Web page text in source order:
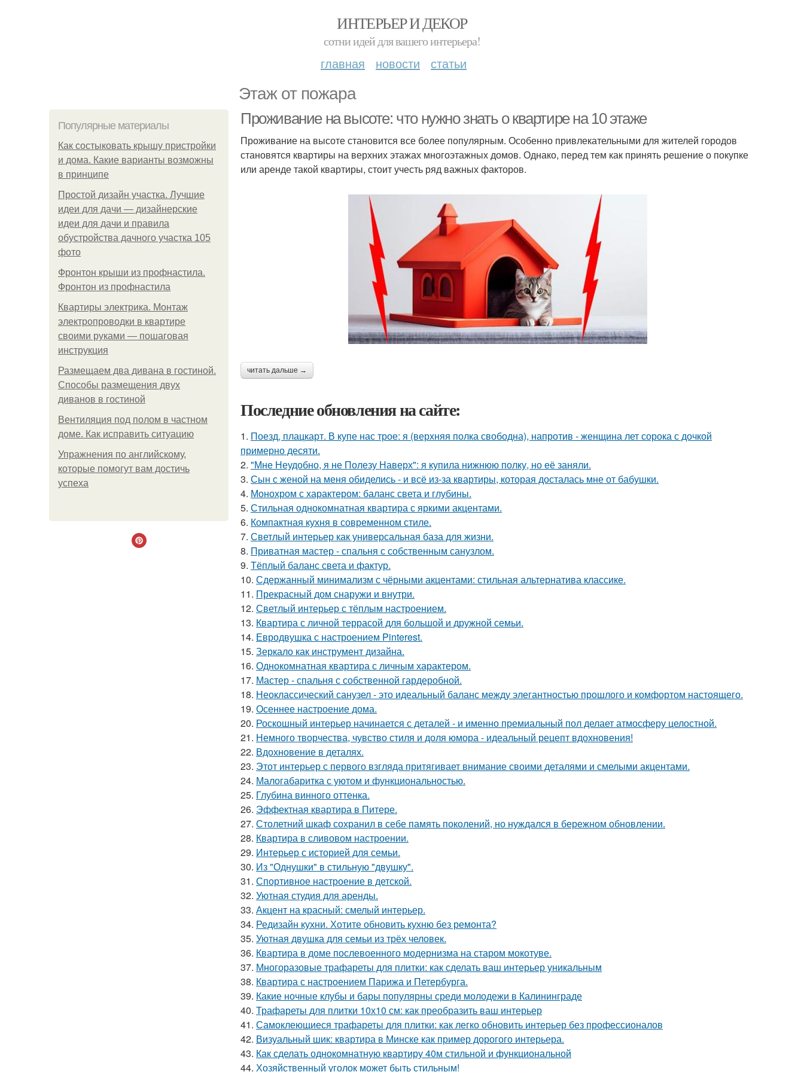
ИНТЕРЬЕР И ДЕКОР
сотни идей для вашего интерьера!
главная новости статьи
Этаж от пожара
Популярные материалы
Как состыковать крышу пристройки
и дома. Какие варианты возможны
в принципе
Простой дизайн участка. Лучшие
идеи для дачи — дизайнерские
идеи для дачи и правила
обустройства дачного участка 105
фото
Фронтон крыши из профнастила.
Фронтон из профнастила
Квартиры электрика. Монтаж
электропроводки в квартире
своими руками — пошаговая
инструкция
Размещаем два дивана в гостиной.
Способы размещения двух
диванов в гостиной
Вентиляция под полом в частном
доме. Как исправить ситуацию
Упражнения по английскому,
которые помогут вам достичь
успеха
Проживание на высоте: что нужно знать о квартире на 10 этаже
Проживание на высоте становится все более популярным. Особенно привлекательными для жителей городов
становятся квартиры на верхних этажах многоэтажных домов. Однако, перед тем как принять решение о покупке
или аренде такой квартиры, стоит учесть ряд важных факторов.
читать дальше →
Последние обновления на сайте:
1. Поезд, плацкарт. В купе нас трое: я (верхняя полка свободна), напротив - женщина лет сорока с дочкой
примерно десяти.
2. "Мне Неудобно, я не Полезу Наверх": я купила нижнюю полку, но её заняли.
3. Сын с женой на меня обиделись - и всё из-за квартиры, которая досталась мне от бабушки.
4. Монохром с характером: баланс света и глубины.
5. Стильная однокомнатная квартира с яркими акцентами.
6. Компактная кухня в современном стиле.
7. Светлый интерьер как универсальная база для жизни.
8. Приватная мастер - спальня с собственным санузлом.
9. Тёплый баланс света и фактур.
10. Сдержанный минимализм с чёрными акцентами: стильная альтернатива классике.
11. Прекрасный дом снаружи и внутри.
12. Светлый интерьер с тёплым настроением.
13. Квартира с личной террасой для большой и дружной семьи.
14. Евродвушка с настроением Pinterest.
15. Зеркало как инструмент дизайна.
16. Однокомнатная квартира с личным характером.
17. Мастер - спальня с собственной гардеробной.
18. Неоклассический санузел - это идеальный баланс между элегантностью прошлого и комфортом настоящего.
19. Осеннее настроение дома.
20. Роскошный интерьер начинается с деталей - и именно премиальный пол делает атмосферу целостной.
21. Немного творчества, чувство стиля и доля юмора - идеальный рецепт вдохновения!
22. Вдохновение в деталях.
23. Этот интерьер с первого взгляда притягивает внимание своими деталями и смелыми акцентами.
24. Малогабаритка с уютом и функциональностью.
25. Глубина винного оттенка.
26. Эффектная квартира в Питере.
27. Столетний шкаф сохранил в себе память поколений, но нуждался в бережном обновлении.
28. Квартира в сливовом настроении.
29. Интерьер с историей для семьи.
30. Из "Однушки" в стильную "двушку".
31. Спортивное настроение в детской.
32. Уютная студия для аренды.
33. Акцент на красный: смелый интерьер.
34. Редизайн кухни. Хотите обновить кухню без ремонта?
35. Уютная двушка для семьи из трёх человек.
36. Квартира в доме послевоенного модернизма на старом мокотуве.
37. Многоразовые трафареты для плитки: как сделать ваш интерьер уникальным
38. Квартира с настроением Парижа и Петербурга.
39. Какие ночные клубы и бары популярны среди молодежи в Калининграде
40. Трафареты для плитки 10х10 см: как преобразить ваш интерьер
41. Самоклеющиеся трафареты для плитки: как легко обновить интерьер без профессионалов
42. Визуальный шик: квартира в Минске как пример дорогого интерьера.
43. Как сделать однокомнатную квартиру 40м стильной и функциональной
44. Хозяйственный уголок может быть стильным!